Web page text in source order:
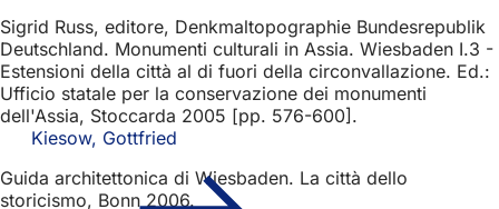
Sigrid Russ, editore, Denkmaltopographie Bundesrepublik
Deutschland. Monumenti culturali in Assia. Wiesbaden I.3 -
Estensioni della città al di fuori della circonvallazione. Ed.:
Ufficio statale per la conservazione dei monumenti
dell'Assia, Stoccarda 2005 [pp. 576-600].
Kiesow, Gottfried
Guida architettonica di Wiesbaden. La città dello
storicismo, Bonn 2006.